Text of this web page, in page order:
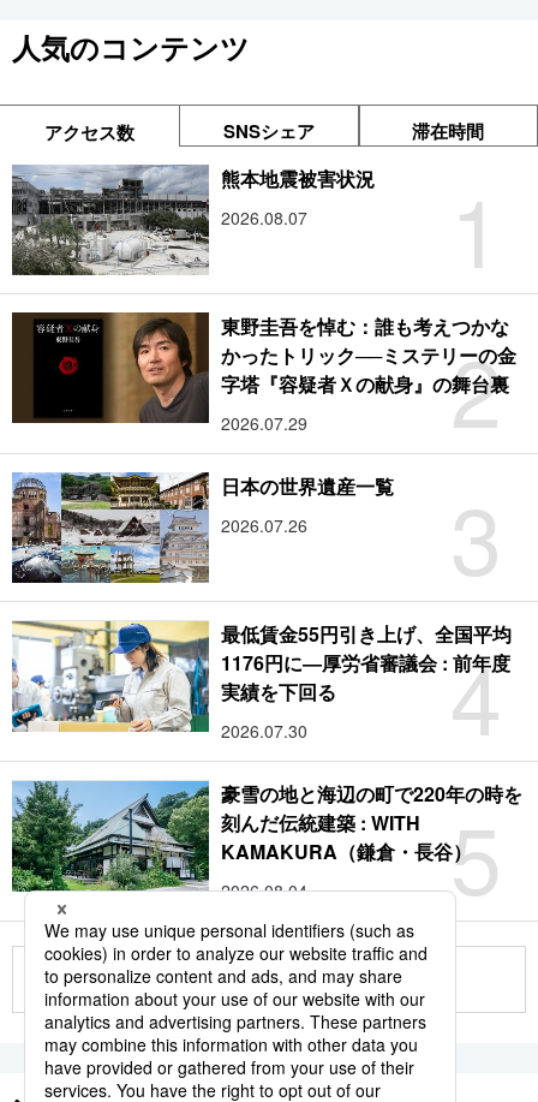
人気のコンテンツ
アクセス数 SNSシェア 滞在時間
1
熊本地震被害状況
2026.08.07
2
東野圭吾を悼む：誰も考えつかな
かったトリック──ミステリーの金
字塔『容疑者Ｘの献身』の舞台裏
2026.07.29
3
日本の世界遺産一覧
2026.07.26
4
最低賃金55円引き上げ、全国平均
1176円に―厚労省審議会 : 前年度
実績を下回る
2026.07.30
5
豪雪の地と海辺の町で220年の時を
刻んだ伝統建築 : WITH
KAMAKURA（鎌倉・長谷）
2026.08.04
もっと見る